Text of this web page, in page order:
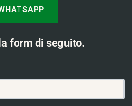
form di seguito.